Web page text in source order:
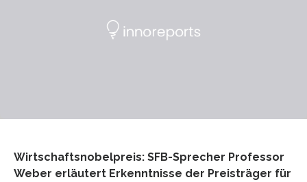
Wirtschaftsnobelpreis: SFB-Sprecher Professor
Weber erläutert Erkenntnisse der Preisträger für